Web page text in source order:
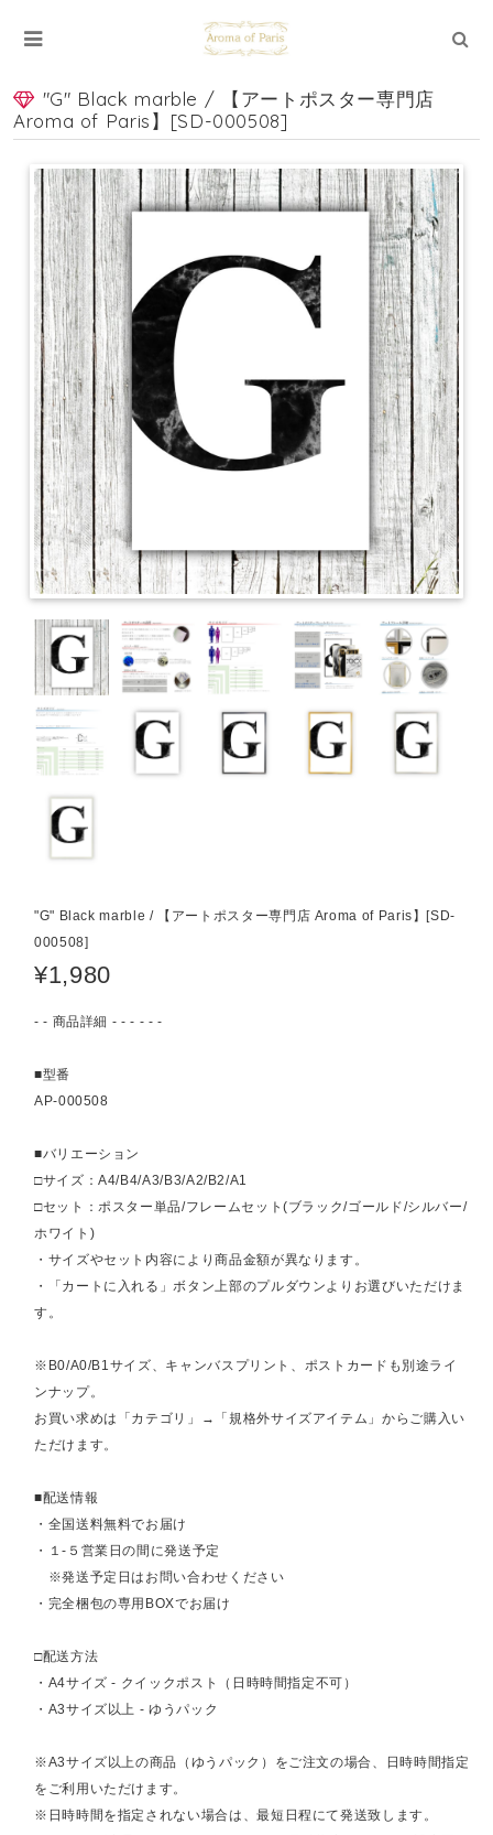
"G" Black marble / 【アートポスター専門店
Aroma of Paris】[SD-000508]
"G" Black marble / 【アートポスター専門店 Aroma of Paris】[SD-
000508]
¥1,980
- - 商品詳細 - - - - - -
■型番
AP-000508
■バリエーション
□サイズ：A4/B4/A3/B3/A2/B2/A1
□セット：ポスター単品/フレームセット(ブラック/ゴールド/シルバー/
ホワイト)
・サイズやセット内容により商品金額が異なります。
・「カートに入れる」ボタン上部のプルダウンよりお選びいただけま
す。
※B0/A0/B1サイズ、キャンバスプリント、ポストカードも別途ライ
ンナップ。
お買い求めは「カテゴリ」→「規格外サイズアイテム」からご購入い
ただけます。
■配送情報
・全国送料無料でお届け
・１-５営業日の間に発送予定
※発送予定日はお問い合わせください
・完全梱包の専用BOXでお届け
□配送方法
・A4サイズ - クイックポスト（日時時間指定不可）
・A3サイズ以上 - ゆうパック
※A3サイズ以上の商品（ゆうパック）をご注文の場合、日時時間指定
をご利用いただけます。
※日時時間を指定されない場合は、最短日程にて発送致します。